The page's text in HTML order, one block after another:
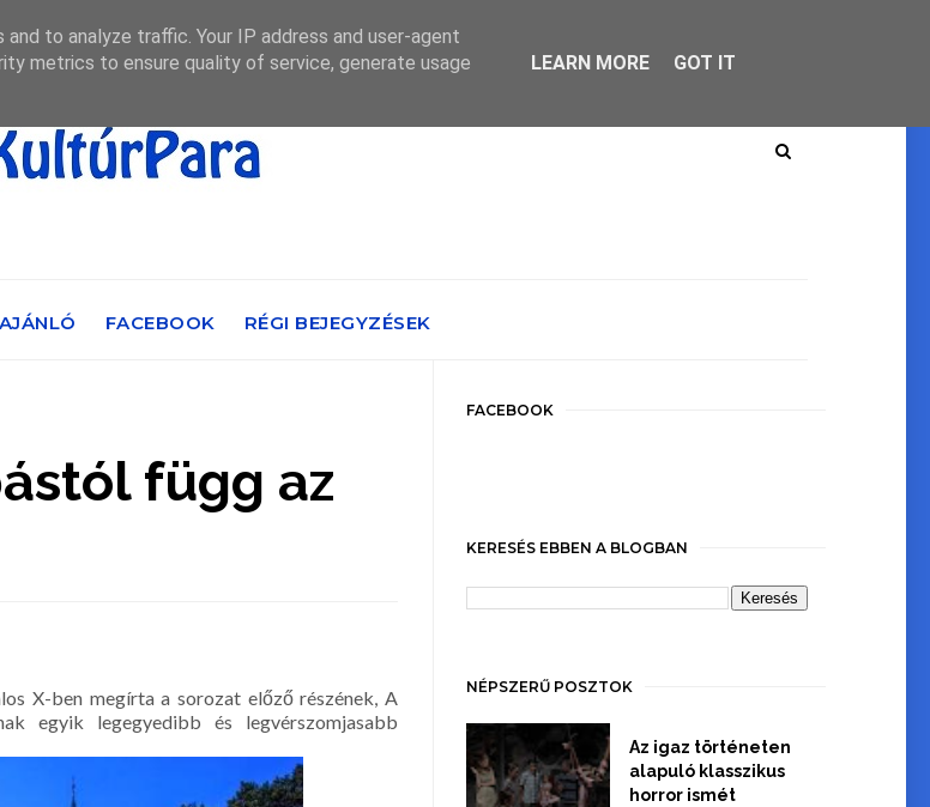
FACEBOOK RÉGI BEJEGYZÉSEK
függ az
X-ben megírta a sorozat előző részének, A
egyik legegyedibb és legvérszomjasabb
FACEBOOK
KERESÉS EBBEN A BLOGBAN
NÉPSZERŰ POSZTOK
Az igaz történeten
alapuló klasszikus
horror ismét
to analyze traffic. Your IP address and user-agent
metrics to ensure quality of service, generate usage
LEARN MORE GOT IT